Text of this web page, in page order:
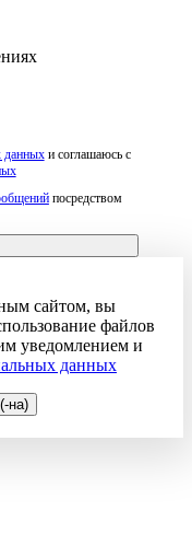
данныхи соглашаюсь с
посредством
сайтом, вы
файлов
уведомлением и
данных
на)